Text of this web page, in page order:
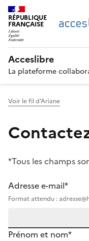
RÉPUBLIQUE
FRANÇAISE
Acceslibre
La plateforme
Voir le fil d'Ariane
*Tous les champs
Adresse e-mail*
Format attendu :
Prénom et nom*